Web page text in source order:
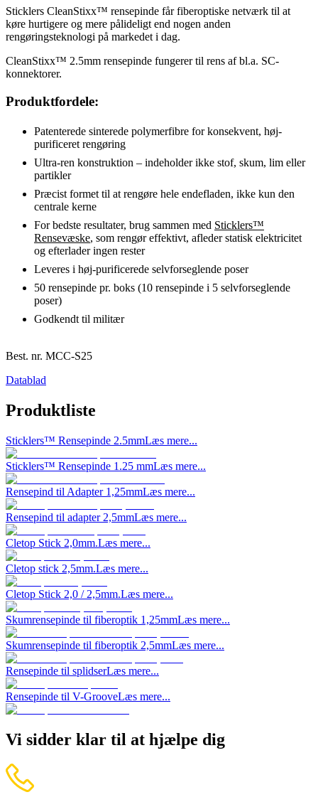
Sticklers CleanStixx™ rensepinde får fiberoptiske netværk til at
køre hurtigere og mere pålideligt end nogen anden
rengøringsteknologi på markedet i dag.
CleanStixx™ 2.5mm rensepinde fungerer til rens af bl.a. SC-
konnektorer.
Produktfordele:
Patenterede sinterede polymerfibre for konsekvent, høj-
purificeret rengøring
Ultra-ren konstruktion – indeholder ikke stof, skum, lim eller
partikler
Præcist formet til at rengøre hele endefladen, ikke kun den
centrale kerne
For bedste resultater, brug sammen med Sticklers™
Rensevæske, som rengør effektivt, afleder statisk elektricitet
og efterlader ingen rester
Leveres i høj-purificerede selvforseglende poser
50 rensepinde pr. boks (10 rensepinde i 5 selvforseglende
poser)
Godkendt til militær
Best. nr. MCC-S25
Datablad
Produktliste
Sticklers™ Rensepinde 2.5mmLæs mere...
Sticklers™ Rensepinde 1.25 mmLæs mere...
Rensepind til Adapter 1,25mmLæs mere...
Rensepind til adapter 2,5mmLæs mere...
Cletop Stick 2,0mm.Læs mere...
Cletop stick 2,5mm.Læs mere...
Cletop Stick 2,0 / 2,5mm.Læs mere...
Skumrensepinde til fiberoptik 1,25mmLæs mere...
Skumrensepinde til fiberoptik 2,5mmLæs mere...
Rensepinde til splidserLæs mere...
Rensepinde til V-GrooveLæs mere...
Vi sidder klar til at hjælpe dig